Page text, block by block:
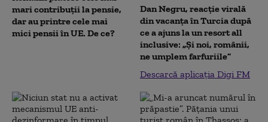
mari contribuții la pensie,
dar au printre cele mai
mici pensii în UE. De ce?
Dan Negru, reacție virală
din vacanța în Turcia după
ce a ajuns la un resort all
inclusive: „Și noi, românii,
ne umplem farfuriile”
Descarcă aplicația Digi FM